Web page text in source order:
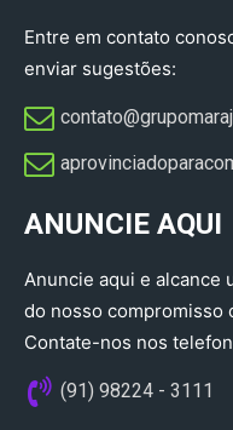
Entre em contato
enviar sugestões:
ANUNCIE AQUI
Anuncie aqui e alcance
do nosso compromisso
Contate-nos nos
(91) 98224 - 3111